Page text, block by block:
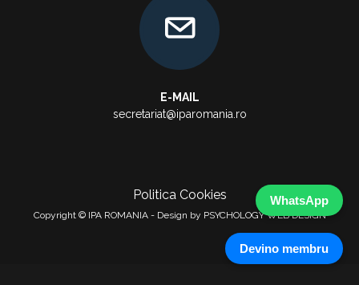
E-MAIL
secretariat@iparomania.ro
Politica Cookies
Copyright © IPA ROMANIA - Design by PSYCHOLOGY WEB DESIGN
WhatsApp
Devino membru